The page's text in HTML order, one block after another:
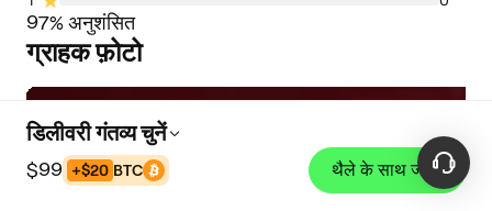
डिलीवरी गंतव्य चुनें
$99 +$20 BTC थैले के साथ जोड़ो
97% अनुशंसित
ग्राहक फ़ोटो